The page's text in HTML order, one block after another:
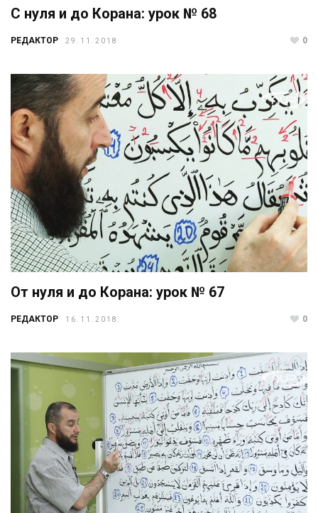
С нуля и до Корана: урок № 68
РЕДАКТОР 29.11.2018 0
От нуля и до Корана: урок № 67
РЕДАКТОР 16.11.2018 0